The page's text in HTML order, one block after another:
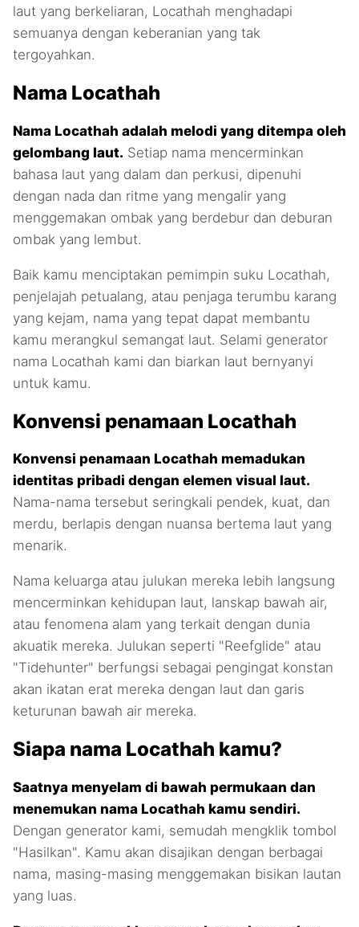
laut yang berkeliaran, Locathah menghadapi
semuanya dengan keberanian yang tak
tergoyahkan.
Nama Locathah
Nama Locathah adalah melodi yang ditempa oleh
gelombang laut. Setiap nama mencerminkan
bahasa laut yang dalam dan perkusi, dipenuhi
dengan nada dan ritme yang mengalir yang
menggemakan ombak yang berdebur dan deburan
ombak yang lembut.
Baik kamu menciptakan pemimpin suku Locathah,
penjelajah petualang, atau penjaga terumbu karang
yang kejam, nama yang tepat dapat membantu
kamu merangkul semangat laut. Selami generator
nama Locathah kami dan biarkan laut bernyanyi
untuk kamu.
Konvensi penamaan Locathah
Konvensi penamaan Locathah memadukan
identitas pribadi dengan elemen visual laut.
Nama-nama tersebut seringkali pendek, kuat, dan
merdu, berlapis dengan nuansa bertema laut yang
menarik.
Nama keluarga atau julukan mereka lebih langsung
mencerminkan kehidupan laut, lanskap bawah air,
atau fenomena alam yang terkait dengan dunia
akuatik mereka. Julukan seperti "Reefglide" atau
"Tidehunter" berfungsi sebagai pengingat konstan
akan ikatan erat mereka dengan laut dan garis
keturunan bawah air mereka.
Siapa nama Locathah kamu?
Saatnya menyelam di bawah permukaan dan
menemukan nama Locathah kamu sendiri.
Dengan generator kami, semudah mengklik tombol
"Hasilkan". Kamu akan disajikan dengan berbagai
nama, masing-masing menggemakan bisikan lautan
yang luas.